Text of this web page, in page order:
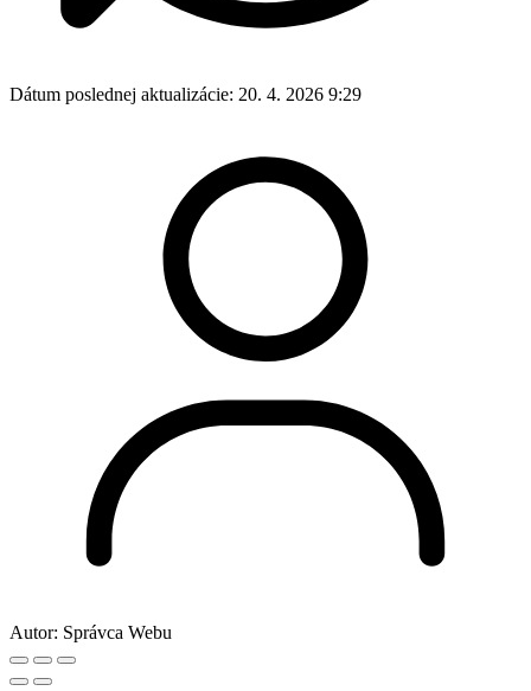
Dátum poslednej aktualizácie: 20. 4. 2026 9:29
Autor: Správca Webu